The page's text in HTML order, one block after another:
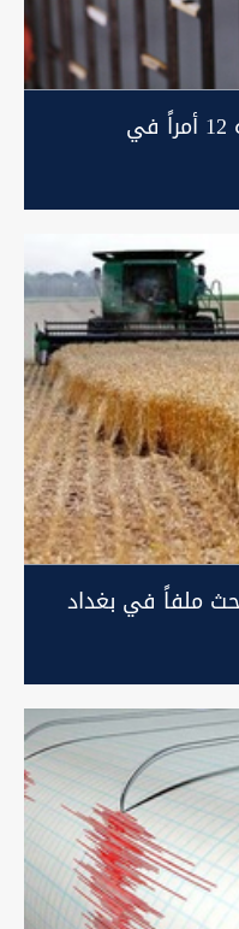
القبض على متهم صدر بحقه 12 أمراً في
ملفاً في بغداد